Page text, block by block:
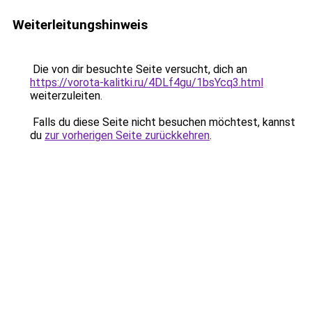
Weiterleitungshinweis
Die von dir besuchte Seite versucht, dich an
https://vorota-kalitki.ru/4DLf4gu/1bsYcq3.html
weiterzuleiten.
Falls du diese Seite nicht besuchen möchtest, kannst
du zur vorherigen Seite zurückkehren.